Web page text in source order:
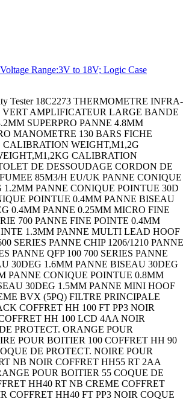
Range:3V to 18V; Logic Case
FEMELLE 4P GAINE THERMO 12.7MM NOIR 6M FICHE DIN FEMELLE 5P CAPACITOR TANT,150UF,16V,RADIAL 10% CAPACITOR TANT,330UF,6.3V,RADIAL 20% DARLINGTON TRANSISTOR,PNP,-80V,TO-126 FICHE DIN FEMELLE 5P SWITCH,TOGGLE,DPDT,6A,250V SCHOTTKY RECTIFIER,30mA,5V,DO-35 ZENER DIODE,1W,110V,AXIAL STANDARD DIODE,3A,1KV,DO-15 METAL OXIDE VARISTOR,31V,80V,16MM DIS FICHE DIN FEMELLE 6P Zener Diode Bridge Rectifier TRIAC,400V,800mA,TO-92 BIPOLAR TRANSISTOR,PNP,-140V TO-3 IC,QUAD OR GATE,2I/P,DIP-14 FICHE DIN FEMELLE 8P F OITIER. SMART XL COFFRET UNIMET VERSION 2 KIT DE MONTAGE CI UNIMET COFFRET UNIDESK VERSION M200 COFFRET ALUCASE AC 090 COFFRET ALUCASE AC 092 COFFRET ALUCASE ACF 132 COFFRET ALUCASE AC 150 COFFRET ALUCASE ACF 152 BOITIER. ABS CH-4 BOITIER. ABS CH-6 BOITIER. ABS CH-8 BOITIER. ABS CH-8 BOITIER. ABS H-45 BOITIER. ABS H-65 LUBRICANT,375ML,AEROSOL CLOU M2.5X22 PQ250 DIODE,STANDARD,1A,200V,DO-41 FLASQUE DÂ´EXTREMITE GRIS 2.5MM CARTE DE REPERAGE 1-50 (X2) HORIZONTALE INDUCTIVE PROXIMITY SENSOR,3MM,12VDC TO 24VDC ISOLATEUR 3P 25A Ceramic chip capacitor,22 uF,10 VDC,c CERAMIC CHIP CAPACITOR,10 UF,6.3 VDC WIRE-BOARD CONNECTOR,MALE,3POS,1ROW SUPPORT DE CHAINE PORTE CABLE PQ2 SUPPORT DE CHAINE PORTE CABLE PQ2 RESISTOR,WIREWOUND,50 OHM,1W,5% RESISTOR,WIREWOUND,20 OHM,5W,5% Power Resistor BIPOLAR TRANSISTOR,PNP,-120V,TO-220 CONNECTOR CONNECTOR LED,RED,T-1 3/4 (5MM),5MCD,700NM CRYSTAL,10MHZ,16PF,SMD FUSE BLOCK,CLASS CC FUSE FUSE BLOCK,CLASS CC FUSE TERMINAL,MALE DISCONNECT,0.187IN,BLUE TERMINAL,RING TONGUE,#8,CRIMP,BLUE RESISTOR,CURRENT SENSE,0.02 OHM,15W,5% QUICK DISCONNECT CABLE,M12 4POS STRAIGHT QUICK DISCONNECT CABLE,M12,4POS,R/A QUICK DISCONNECT CABLE,M12 4POS STRAIGHT SENSOR MOUNTING BRACKET PHOTOELECTRIC SENSOR CIRCUIT PROTECTOR,HYD-MAG,1P,240V,5A CIRCUIT BREAKER,HYD-MAG,1P,250V,1A SCHOTTKY RECTIFIER,3A 20V DO-201AD Connector Dust Cap For Use With:MIL-C-38 Connector Dust Cap RESISTOR,METAL FILM,249 OHM,600mW,1% Tools,Extractors CAPACITOR CERAMIC 100PF 50V,C0G,5%,AXIAL CAPACITOR CERAMIC 1000PF 50V,C0G,5%,AXIAL MICRO SWITCH,PIN PLUNGER,SPDT 15A 250V CAPACITOR POLY FILM FILM 1UF,10%,63V, CAPACITOR TANT,10UF,50V,AXIAL 10% Wirewound Resistor Wirewound Chassis Mount LAMP,STACKABLE,IND,RYG Indicating Light - 3 Lights - D - 24V AC Indicating Light - 3 Lights - D